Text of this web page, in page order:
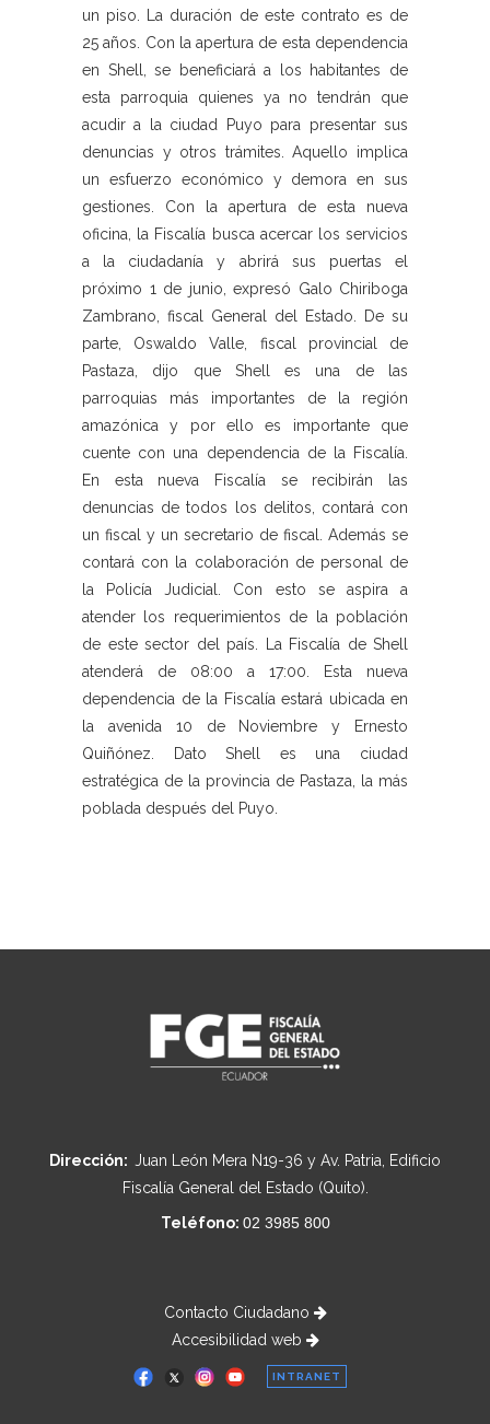
un piso. La duración de este contrato es de
25 años. Con la apertura de esta dependencia
en Shell, se beneficiará a los habitantes de
esta parroquia quienes ya no tendrán que
acudir a la ciudad Puyo para presentar sus
denuncias y otros trámites. Aquello implica
un esfuerzo económico y demora en sus
gestiones. Con la apertura de esta nueva
oficina, la Fiscalía busca acercar los servicios
a la ciudadanía y abrirá sus puertas el
próximo 1 de junio, expresó Galo Chiriboga
Zambrano, fiscal General del Estado. De su
parte, Oswaldo Valle, fiscal provincial de
Pastaza, dijo que Shell es una de las
parroquias más importantes de la región
amazónica y por ello es importante que
cuente con una dependencia de la Fiscalía.
En esta nueva Fiscalía se recibirán las
denuncias de todos los delitos, contará con
un fiscal y un secretario de fiscal. Además se
contará con la colaboración de personal de
la Policía Judicial. Con esto se aspira a
atender los requerimientos de la población
de este sector del país. La Fiscalía de Shell
atenderá de 08:00 a 17:00. Esta nueva
dependencia de la Fiscalía estará ubicada en
la avenida 10 de Noviembre y Ernesto
Quiñónez. Dato Shell es una ciudad
estratégica de la provincia de Pastaza, la más
poblada después del Puyo.
Dirección: Juan León Mera N19-36 y Av. Patria, Edificio
Fiscalía General del Estado (Quito).
Teléfono: 02 3985 800
Contacto Ciudadano
Accesibilidad web
INTRANET